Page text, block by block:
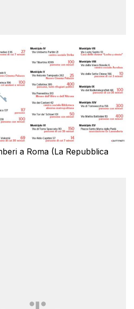
a Roma (La Repubblica